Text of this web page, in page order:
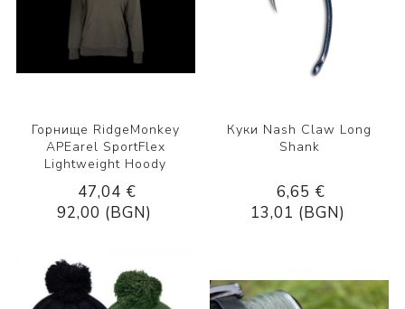
Горнище RidgeMonkey
APEarel SportFlex
Lightweight Hoody
47,04 €
92,00 (BGN)
Куки Nash Claw Long
Shank
6,65 €
13,01 (BGN)